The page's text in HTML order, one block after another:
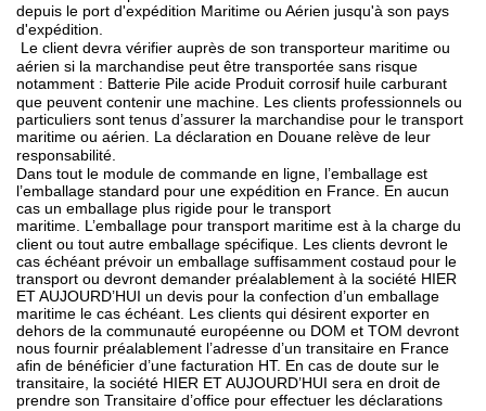
depuis le port d'expédition Maritime ou Aérien jusqu'à son pays
d'expédition.
Le client devra vérifier auprès de son transporteur maritime ou
aérien si la marchandise peut être transportée sans risque
notamment : Batterie Pile acide Produit corrosif huile carburant
que peuvent contenir une machine. Les clients professionnels ou
particuliers sont tenus d’assurer la marchandise pour le transport
maritime ou aérien. La déclaration en Douane relève de leur
responsabilité.
Dans tout le module de commande en ligne, l’emballage est
l’emballage standard pour une expédition en France. En aucun
cas un emballage plus rigide pour le transport
maritime. L’emballage pour transport maritime est à la charge du
client ou tout autre emballage spécifique. Les clients devront le
cas échéant prévoir un emballage suffisamment costaud pour le
transport ou devront demander préalablement à la société HIER
ET AUJOURD’HUI un devis pour la confection d’un emballage
maritime le cas échéant. Les clients qui désirent exporter en
dehors de la communauté européenne ou DOM et TOM devront
nous fournir préalablement l’adresse d’un transitaire en France
afin de bénéficier d’une facturation HT. En cas de doute sur le
transitaire, la société HIER ET AUJOURD’HUI sera en droit de
prendre son Transitaire d’office pour effectuer les déclarations